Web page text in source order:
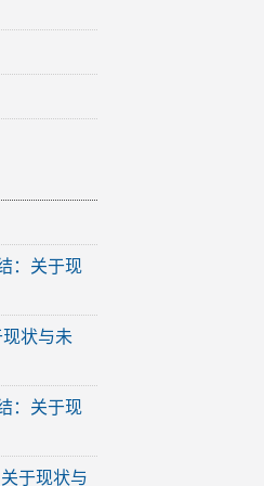
：关于现
状与未
：关于现
于现状与